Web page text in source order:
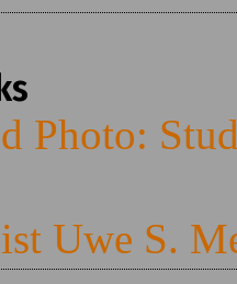
Photo:
Uwe S.